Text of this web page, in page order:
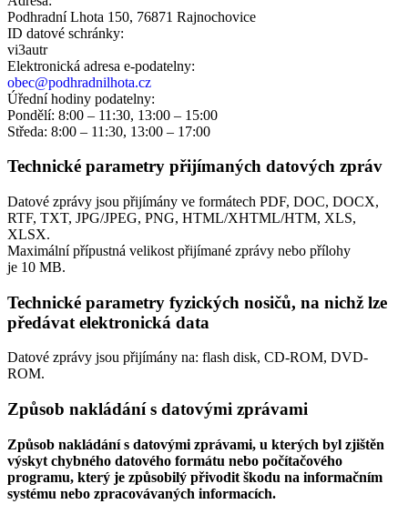
Podhradní Lhota 150, 76871 Rajnochovice
ID datové schránky:
vi3autr
Elektronická adresa e‑podatelny:
obec@podhradnilhota.cz
Úřední hodiny podatelny:
Pondělí: 8:00 – 11:30, 13:00 – 15:00
Středa: 8:00 – 11:30, 13:00 – 17:00
Technické parametry přijímaných datových zpráv
Datové zprávy jsou přijímány ve formátech PDF, DOC, DOCX,
RTF, TXT, JPG/JPEG, PNG, HTML/XHTML/HTM, XLS,
XLSX.
Maximální přípustná velikost přijímané zprávy nebo přílohy
je 10 MB.
Technické parametry fyzických nosičů, na nichž lze
předávat elektronická data
Datové zprávy jsou přijímány na: flash disk, CD-ROM, DVD-
ROM.
Způsob nakládání s datovými zprávami
Způsob nakládání s datovými zprávami, u kterých byl zjištěn
výskyt chybného datového formátu nebo počítačového
programu, který je způsobilý přivodit škodu na informačním
systému nebo zpracovávaných informacích.